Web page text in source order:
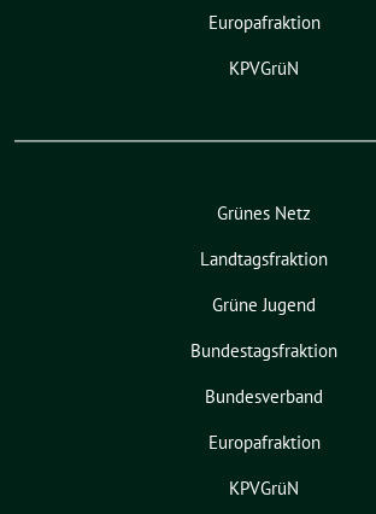
Europafraktion
KPVGrüN
Grünes Netz
Landtagsfraktion
Grüne Jugend
Bundestagsfraktion
Bundesverband
Europafraktion
KPVGrüN